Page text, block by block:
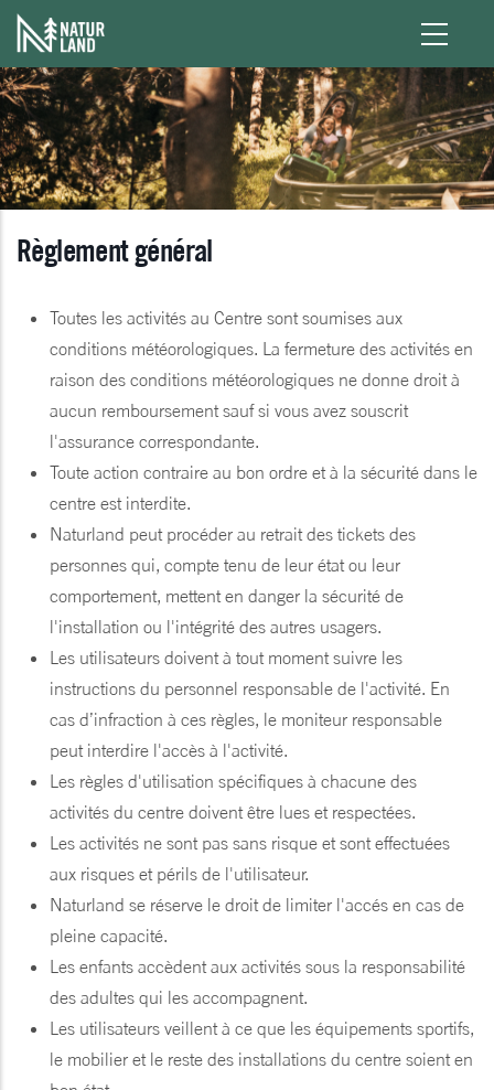
Aller au contenu principal
Règlement général
Toutes les activités au Centre sont soumises aux
conditions météorologiques. La fermeture des activités en
raison des conditions météorologiques ne donne droit à
aucun remboursement sauf si vous avez souscrit
l'assurance correspondante.
Toute action contraire au bon ordre et à la sécurité dans le
centre est interdite.
Naturland peut procéder au retrait des tickets des
personnes qui, compte tenu de leur état ou leur
comportement, mettent en danger la sécurité de
l'installation ou l'intégrité des autres usagers.
Les utilisateurs doivent à tout moment suivre les
instructions du personnel responsable de l'activité. En
cas d’infraction à ces règles, le moniteur responsable
peut interdire l'accès à l'activité.
Les règles d'utilisation spécifiques à chacune des
activités du centre doivent être lues et respectées.
Les activités ne sont pas sans risque et sont effectuées
aux risques et périls de l'utilisateur.
Naturland se réserve le droit de limiter l'accés en cas de
pleine capacité.
Les enfants accèdent aux activités sous la responsabilité
des adultes qui les accompagnent.
Les utilisateurs veillent à ce que les équipements sportifs,
le mobilier et le reste des installations du centre soient en